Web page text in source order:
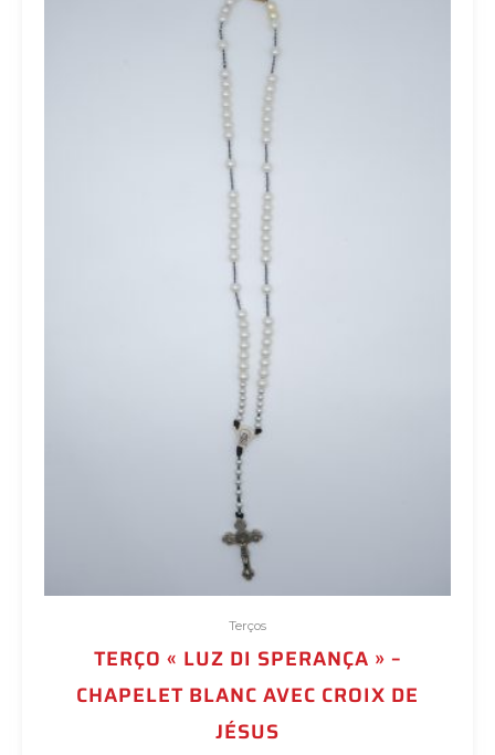
Terços
TERÇO « LUZ DI SPERANÇA » –
CHAPELET BLANC AVEC CROIX DE
JÉSUS